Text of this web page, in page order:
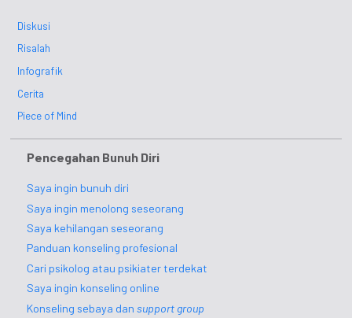
Diskusi
Risalah
Infografik
Cerita
Piece of Mind
Pencegahan Bunuh Diri
Saya ingin bunuh diri
Saya ingin menolong seseorang
Saya kehilangan seseorang
Panduan konseling profesional
Cari psikolog atau psikiater terdekat
Saya ingin konseling online
Konseling sebaya dansupport group